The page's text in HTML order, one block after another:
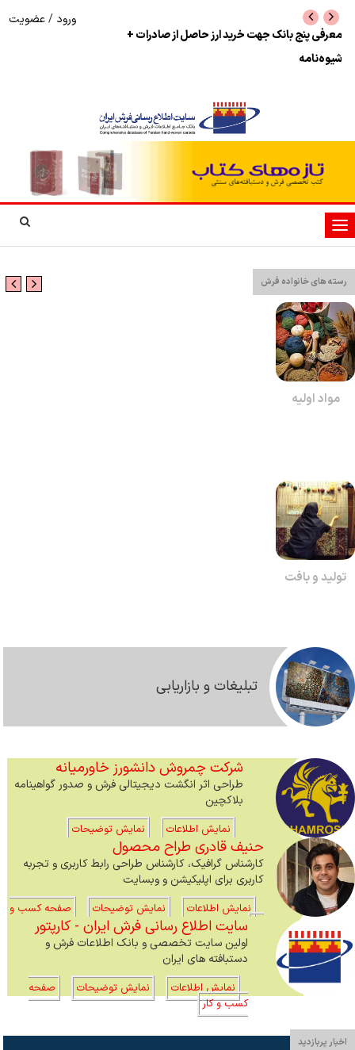
نرخ بازگشت ارز حاصل از صادرات + تکمیلی
ورود /عضویت
تغییر
وضعیت
رسته های خانواده فرش
مواد اولیه
تولید و بافت
تبلیغات و بازاریابی
شرکت چمروش دانشورز خاورمیانه
طراحی اثر انگشت دیجیتالی فرش و صدور گواهینامه
بلاکچین
نمایش اطلاعات نمایش توضیحات
حنیف قادری طراح محصول
کارشناس گرافیک، کارشناس طراحی رابط کاربری و تجربه
کاربری برای اپلیکیشن و وبسایت
نمایش اطلاعات نمایش توضیحات
صفحه کسب و
سایت اطلاع رسانی فرش ایران - کارپتور
اولین سایت تخصصی و بانک اطلاعات فرش و
دستبافته های ایران
نمایش اطلاعات نمایش توضیحات
صفحه
کسب و کار
اخبار پربازدید